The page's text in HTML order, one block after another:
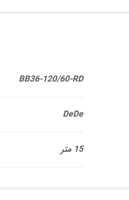
BB36-120/60-RD
DeDe
15 متر